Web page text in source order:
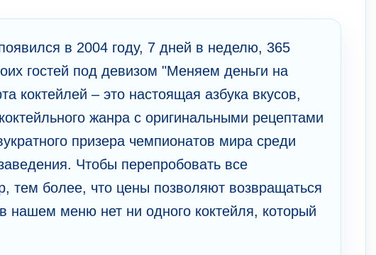
в 2004 году, 7 дней в неделю, 365
гостей под девизом "Меняем деньги на
коктейлей – это настоящая азбука вкусов,
жанра с оригинальными рецептами
призера чемпионатов мира среди
Чтобы перепробовать все
тем более, что цены позволяют возвращаться
нашем меню нет ни одного коктейля, который